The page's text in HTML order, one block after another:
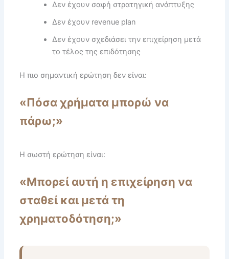
Δεν έχουν σαφή στρατηγική ανάπτυξης
Δεν έχουν revenue plan
Δεν έχουν σχεδιάσει την επιχείρηση μετά
το τέλος της επιδότησης
Η πιο σημαντική ερώτηση δεν είναι:
«Πόσα χρήματα μπορώ να
πάρω;»
Η σωστή ερώτηση είναι:
«Μπορεί αυτή η επιχείρηση να
σταθεί και μετά τη
χρηματοδότηση;»